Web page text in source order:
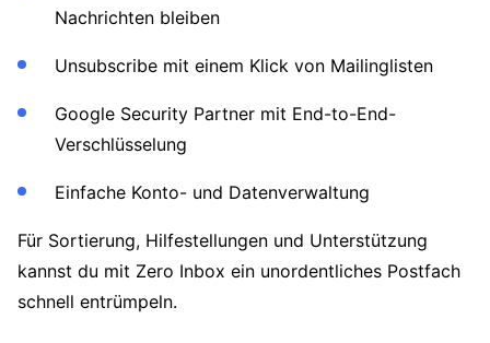
Nachrichten bleiben
Unsubscribe mit einem Klick von Mailinglisten
Google Security Partner mit End-to-End-
Verschlüsselung
Einfache Konto- und Datenverwaltung
Für Sortierung, Hilfestellungen und Unterstützung
kannst du mit Zero Inbox ein unordentliches Postfach
schnell entrümpeln.